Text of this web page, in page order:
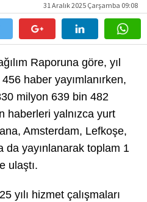
31 Aralık 2025 Çarşamba 09:08
Raporuna göre, yıl
haber yayımlanırken,
milyon 639 bin 482
haberleri yalnızca yurt
Amsterdam, Lefkoşe,
da yayınlanarak toplam 1
ulaştı.
yılı hizmet çalışmaları